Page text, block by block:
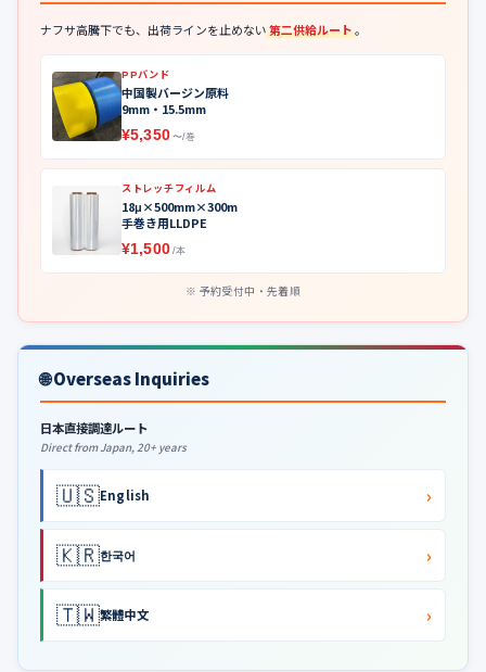
ナフサ高騰下でも、出荷ラインを止めない第二供給ルート。
PPバンド
中国製バージン原料
9mm・15.5mm
¥5,350 〜/巻
ストレッチフィルム
18μ×500mm×300m
手巻き用LLDPE
¥1,500 /本
予約受付中・先着順
🌐 Overseas Inquiries
日本直接調達ルート
Direct from Japan, 20+ years
🇺🇸English ›
🇰🇷한국어 ›
🇹🇼繁體中文 ›